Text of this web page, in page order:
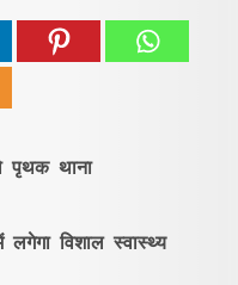
पृथक थाना
लगेगा विशाल स्वास्थ्य